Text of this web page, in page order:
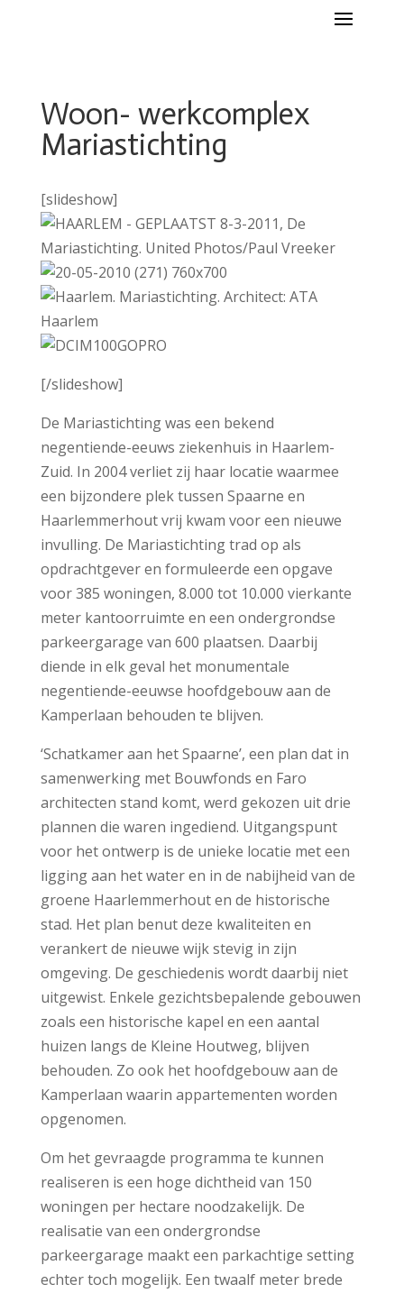
Woon- werkcomplex
Mariastichting
[slideshow]
[/slideshow]
De Mariastichting was een bekend
negentiende-eeuws ziekenhuis in Haarlem-
Zuid. In 2004 verliet zij haar locatie waarmee
een bijzondere plek tussen Spaarne en
Haarlemmerhout vrij kwam voor een nieuwe
invulling. De Mariastichting trad op als
opdrachtgever en formuleerde een opgave
voor 385 woningen, 8.000 tot 10.000 vierkante
meter kantoorruimte en een ondergrondse
parkeergarage van 600 plaatsen. Daarbij
diende in elk geval het monumentale
negentiende-eeuwse hoofdgebouw aan de
Kamperlaan behouden te blijven.
‘Schatkamer aan het Spaarne’, een plan dat in
samenwerking met Bouwfonds en Faro
architecten stand komt, werd gekozen uit drie
plannen die waren ingediend. Uitgangspunt
voor het ontwerp is de unieke locatie met een
ligging aan het water en in de nabijheid van de
groene Haarlemmerhout en de historische
stad. Het plan benut deze kwaliteiten en
verankert de nieuwe wijk stevig in zijn
omgeving. De geschiedenis wordt daarbij niet
uitgewist. Enkele gezichtsbepalende gebouwen
zoals een historische kapel en een aantal
huizen langs de Kleine Houtweg, blijven
behouden. Zo ook het hoofdgebouw aan de
Kamperlaan waarin appartementen worden
opgenomen.
Om het gevraagde programma te kunnen
realiseren is een hoge dichtheid van 150
woningen per hectare noodzakelijk. De
realisatie van een ondergrondse
parkeergarage maakt een parkachtige setting
echter toch mogelijk. Een twaalf meter brede